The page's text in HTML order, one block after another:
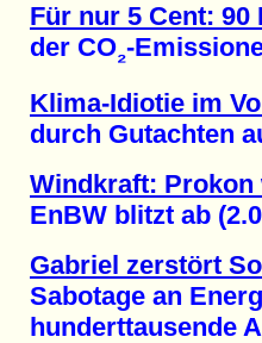
Für nur 5 Cent:
der CO₂-
Klima-Idiotie im
durch Gutachten
Windkraft:
EnBW blitzt ab
Gabriel zerstört
Sabotage an
hunderttausende